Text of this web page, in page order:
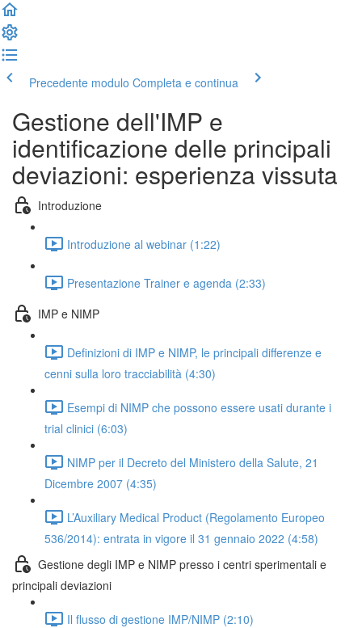
Precedente modulo Completa e continua
Gestione dell'IMP e
identificazione delle principali
deviazioni: esperienza vissuta
Introduzione
Introduzione al webinar (1:22)
Presentazione Trainer e agenda (2:33)
IMP e NIMP
Definizioni di IMP e NIMP, le principali differenze e
cenni sulla loro tracciabilità (4:30)
Esempi di NIMP che possono essere usati durante i
trial clinici (6:03)
NIMP per il Decreto del Ministero della Salute, 21
Dicembre 2007 (4:35)
L’Auxiliary Medical Product (Regolamento Europeo
536/2014): entrata in vigore il 31 gennaio 2022 (4:58)
Gestione degli IMP e NIMP presso i centri sperimentali e
principali deviazioni
Il flusso di gestione IMP/NIMP (2:10)